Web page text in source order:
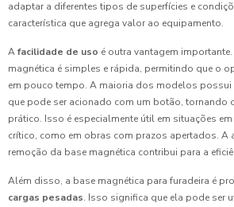
adaptar a diferentes tipos de superfícies e
característica que agrega valor ao equipamento.
Afacilidade de uso é outra vantagem
magnética é simples e rápida, permitindo que o
em pouco tempo. A maioria dos modelos possui
que pode ser acionado com um botão, tornando
prático. Isso é especialmente útil em situações
crítico, como em obras com prazos apertados. A
remoção da base magnética contribui para a
Além disso, a base magnética para furadeira é
cargas pesadas. Isso significa que ela pode ser